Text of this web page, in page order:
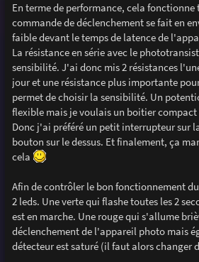
En terme de performance, cela fonctionne
commande de déclenchement se fait en
faible devant le temps de latence de
La résistance en série avec le
sensibilité. J'ai donc mis 2 résistances
jour et une résistance plus importante
permet de choisir la sensibilité. Un
flexible mais je voulais un boitier compact
Donc j'ai préféré un petit interrupteur sur
bouton sur le dessus. Et finalement, ça
cela
Afin de contrôler le bon fonctionnement
2 leds. Une verte qui flashe toutes les 2
est en marche. Une rouge qui s'allume
déclenchement de l'appareil photo mais
détecteur est saturé (il faut alors changer